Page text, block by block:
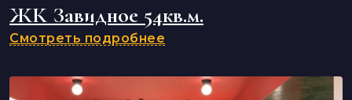
ЖК Завидное 54кв.м.
Смотреть подробнее